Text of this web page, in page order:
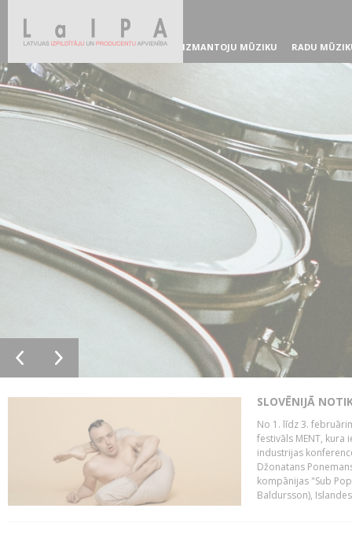
IZMANTOJU MŪZIKU RADU
SLOVĒNIJĀ
No 1. līdz 3.
festivāls MENT, kura
industrijas
Džonatans
kompānijas "Sub
Baldursson),